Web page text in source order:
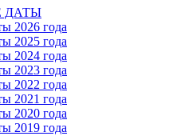
ДАТЫ
2026 года
2025 года
2024 года
2023 года
2022 года
2021 года
2020 года
2019 года